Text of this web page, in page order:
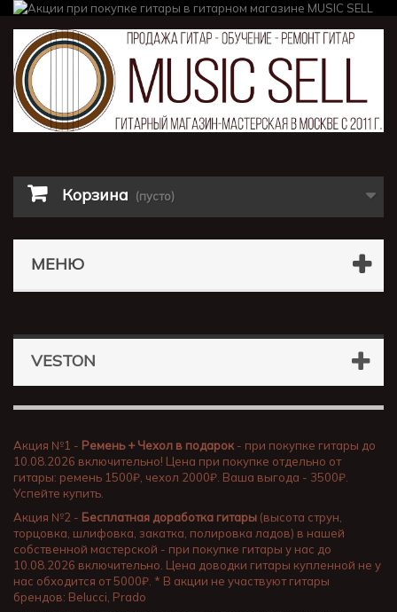
Корзина (пусто)
МЕНЮ
VESTON
Акция №1 - Ремень + Чехол в подарок - при покупке гитары до
10.08.2026 включительно! Цена при покупке отдельно от
гитары: ремень 1500₽, чехол 2000₽. Ваша выгода - 3500₽.
Успейте купить.
Акция №2 - Бесплатная доработка гитары (высота струн,
торцовка, шлифовка, закатка, полировка ладов) в нашей
собственной мастерской - при покупке гитары у нас до
10.08.2026 включительно. Цена доводки гитары купленной не у
нас обходится от 5000₽. * В акции не участвуют гитары
брендов: Belucci, Prado